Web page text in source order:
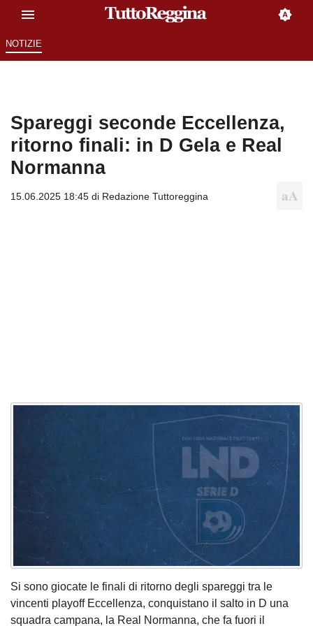
NOTIZIE
Spareggi seconde Eccellenza,
ritorno finali: in D Gela e Real
Normanna
15.06.2025 18:45 di Redazione Tuttoreggina
Si sono giocate le finali di ritorno degli spareggi tra le
vincenti playoff Eccellenza, conquistano il salto in D una
squadra campana, la Real Normanna, che fa fuori il